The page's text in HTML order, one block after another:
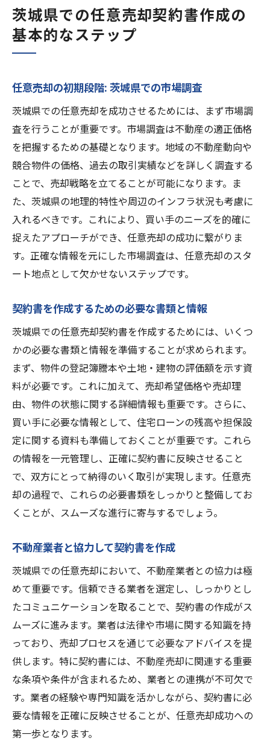
契約書に関する茨城県の特別要件
不動産売却を成功させるための任意売却契約書
価格設定と調整に関する基本知識
契約書に盛り込むべき重要な条件
売主と買主の合意事項の詳細
任意売却契約書におけるリスク管理
契約書の見直しと最終確認
任意売却契約書作成時に確認すべき茨城県の法
律
任意売却に関連する茨城県の法律概要
不動産登記に関する茨城県の規制
不動産取引に関する茨城県の特別ルール
契約書作成時の法的助言の重要性
法律違反を避けるための注意点
任意売却の不動産売却を円滑に進めるための専
門家の選び方
信頼できる不動産業者の選定基準
弁護士と司法書士の役割と選び方
専門家とのコミュニケーションの重要性
過去の実績と口コミの確認方法
茨城県での専門家ネットワークの利用
任意売却に強い専門家の見極め方
たい任意売却契約書の注意点
契約書作成時の一般的な注意事項
茨城県独自の注意点と特記事項
予期せぬトラブルを避けるための対策
契約書の修正と更新方法
売却手続きにおける重要な確認ポイント
任意売却のリスク管理と対策
任意売却契約書の作成を成功させるための茨城
県に特化したアドバイス
茨城県の不動産市場トレンドと分析
茨城県での任意売却契約書作成の
基本的なステップ
任意売却の初期段階: 茨城県での市場調査
茨城県での任意売却を成功させるためには、まず市場調
査を行うことが重要です。市場調査は不動産の適正価格
を把握するための基礎となります。地域の不動産動向や
競合物件の価格、過去の取引実績などを詳しく調査する
ことで、売却戦略を立てることが可能になります。ま
た、茨城県の地理的特性や周辺のインフラ状況も考慮に
入れるべきです。これにより、買い手のニーズを的確に
捉えたアプローチができ、任意売却の成功に繋がりま
す。正確な情報を元にした市場調査は、任意売却のスタ
ート地点として欠かせないステップです。
契約書を作成するための必要な書類と情報
茨城県での任意売却契約書を作成するためには、いくつ
かの必要な書類と情報を準備することが求められます。
まず、物件の登記簿謄本や土地・建物の評価額を示す資
料が必要です。これに加えて、売却希望価格や売却理
由、物件の状態に関する詳細情報も重要です。さらに、
買い手に必要な情報として、住宅ローンの残高や担保設
定に関する資料も準備しておくことが重要です。これら
の情報を一元管理し、正確に契約書に反映させること
で、双方にとって納得のいく取引が実現します。任意売
却の過程で、これらの必要書類をしっかりと整備してお
くことが、スムーズな進行に寄与するでしょう。
不動産業者と協力して契約書を作成
茨城県での任意売却において、不動産業者との協力は極
めて重要です。信頼できる業者を選定し、しっかりとし
たコミュニケーションを取ることで、契約書の作成がス
ムーズに進みます。業者は法律や市場に関する知識を持
っており、売却プロセスを通じて必要なアドバイスを提
供します。特に契約書には、不動産売却に関連する重要
な条項や条件が含まれるため、業者との連携が不可欠で
す。業者の経験や専門知識を活かしながら、契約書に必
要な情報を正確に反映させることが、任意売却成功への
第一歩となります。